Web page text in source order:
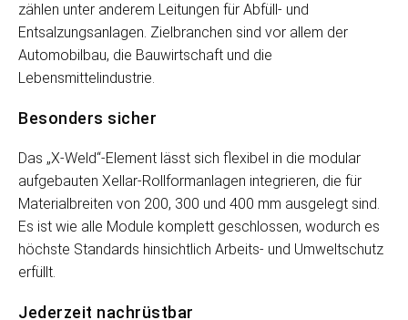
zählen unter anderem Leitungen für Abfüll- und
Entsalzungsanlagen. Zielbranchen sind vor allem der
Automobilbau, die Bauwirtschaft und die
Lebensmittelindustrie.
Besonders sicher
Das „X-Weld“-Element lässt sich flexibel in die modular
aufgebauten Xellar-Rollformanlagen integrieren, die für
Materialbreiten von 200, 300 und 400 mm ausgelegt sind.
Es ist wie alle Module komplett geschlossen, wodurch es
höchste Standards hinsichtlich Arbeits- und Umweltschutz
erfüllt.
Jederzeit nachrüstbar